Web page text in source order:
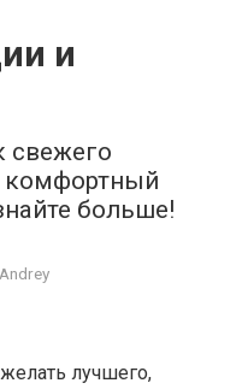
и
свежего
комфортный
больше!
Andrey
лучшего,